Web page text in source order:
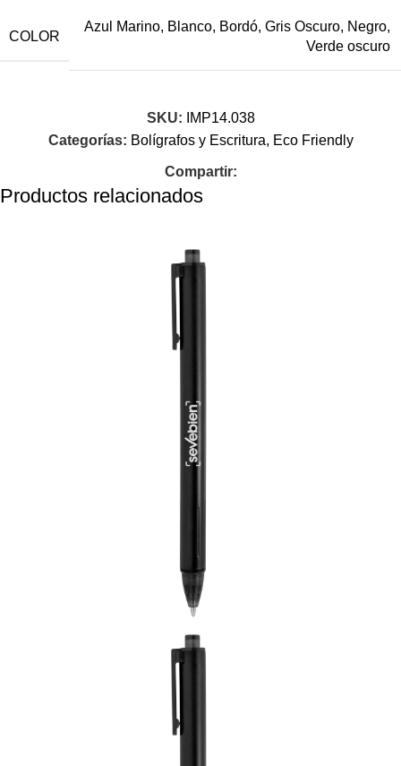
COLOR
Azul Marino, Blanco, Bordó, Gris Oscuro, Negro,
Verde oscuro
SKU:
IMP14.038
Categorías: Bolígrafos y Escritura, Eco Friendly
Compartir:
Productos relacionados